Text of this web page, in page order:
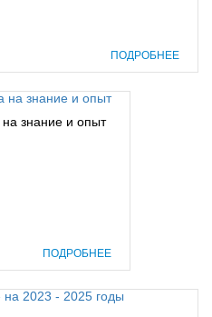
ПОДРОБНЕЕ
знание и опыт
ПОДРОБНЕЕ